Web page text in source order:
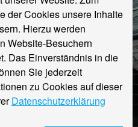
der Cookies unsere Inhalte
Hierzu werden
Website-Besuchern
Das Einverständnis in die
Sie jederzeit
zu Cookies auf dieser
Datenschutzerklärung